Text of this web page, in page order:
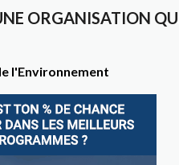
ORGANISATION
l'Environnement